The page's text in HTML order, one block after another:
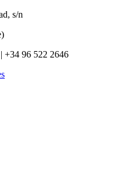
s/n
+34 96 522 2646